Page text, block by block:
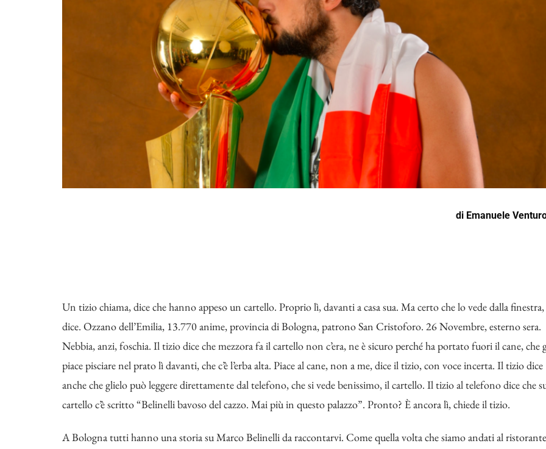
di Emanuele
Un tizio chiama, dice che hanno appeso un cartello. Proprio lì, davanti a casa sua. Ma certo che lo vede dalla finestra,
dice. Ozzano dell’Emilia, 13.770 anime, provincia di Bologna, patrono San Cristoforo. 26 Novembre, esterno sera.
Nebbia, anzi, foschia. Il tizio dice che mezzora fa il cartello non c’era, ne è sicuro perché ha portato fuori il cane, che
piace pisciare nel prato lì davanti, che c’è l’erba alta. Piace al cane, non a me, dice il tizio, con voce incerta. Il tizio dice
anche che glielo può leggere direttamente dal telefono, che si vede benissimo, il cartello. Il tizio al telefono dice che
cartello c’è scritto “Belinelli bavoso del cazzo. Mai più in questo palazzo”. Pronto? È ancora lì, chiede il tizio.
A Bologna tutti hanno una storia su Marco Belinelli da raccontarvi. Come quella volta che siamo andati al ristorante